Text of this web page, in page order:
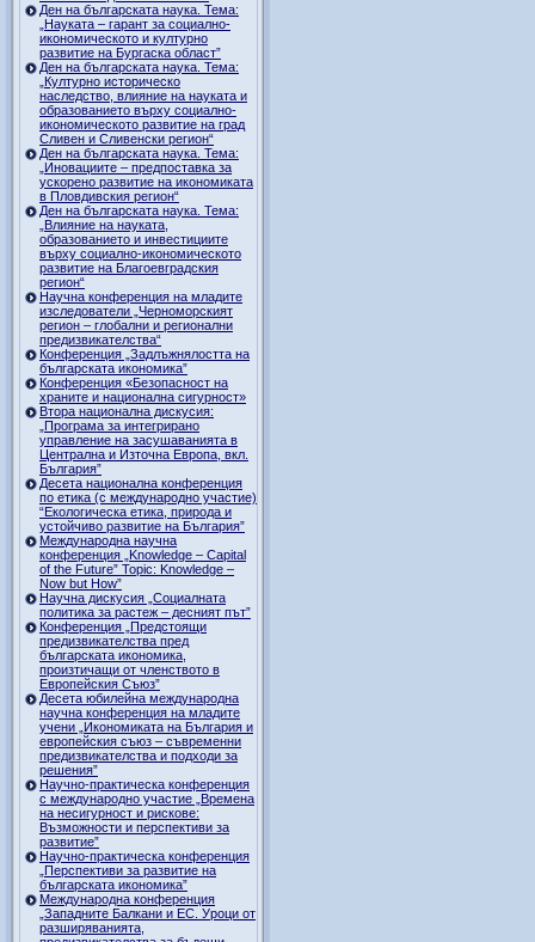
Ден на българската наука. Тема:
„Науката – гарант за социално-
икономическото и културно
развитие на Бургаска област”
Ден на българската наука. Тема:
„Културно историческо
наследство, влияние на науката и
образованието върху социално-
икономическото развитие на град
Сливен и Сливенски регион“
Ден на българската наука. Тема:
„Иновациите – предпоставка за
ускорено развитие на икономиката
в Пловдивския регион“
Ден на българската наука. Тема:
„Влияние на науката,
образованието и инвестициите
върху социално-икономическото
развитие на Благоевградския
регион“
Научна конференция на младите
изследователи „Черноморският
регион – глобални и регионални
предизвикателства“
Конференция „Задлъжнялостта на
българската икономика”
Конференция «Безопасност на
храните и национална сигурност»
Втора национална дискусия:
„Програма за интегрирано
управление на засушаванията в
Централна и Източна Европа, вкл.
България”
Десета национална конференция
по етика (с международно участие)
“Екологическа етика, природа и
устойчиво развитие на България”
Международна научна
конференция „Knowledge – Capital
of the Future” Topic: Knowledge –
Now but How”
Научна дискусия „Социалната
политика за растеж – десният път”
Конференция „Предстоящи
предизвикателства пред
българската икономика,
произтичащи от членството в
Европейския Съюз”
Десета юбилейна международна
научна конференция на младите
учени „Икономиката на България и
европейския съюз – съвременни
предизвикателства и подходи за
решения”
Научно-практическа конференция
с международно участие „Времена
на несигурност и рискове:
Възможности и перспективи за
развитие”
Научно-практическа конференция
„Перспективи за развитие на
българската икономика”
Международна конференция
„Западните Балкани и ЕС. Уроци от
разширяванията,